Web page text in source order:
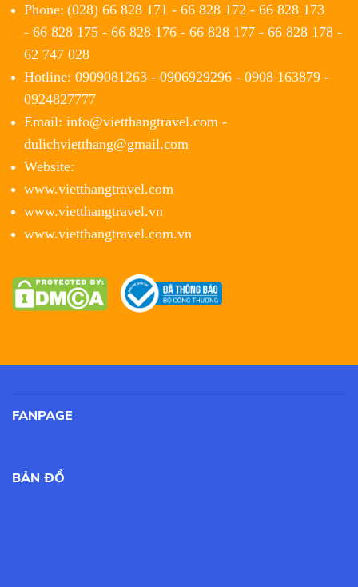
Phone: (028) 66 828 171 - 66 828 172 - 66 828 173
- 66 828 175 - 66 828 176 - 66 828 177 - 66 828 178 -
62 747 028
Hotline: 0909081263 - 0906929296 - 0908 163879 -
0924827777
Email: info@vietthangtravel.com -
dulichvietthang@gmail.com
Website:
www.vietthangtravel.com
www.vietthangtravel.vn
www.vietthangtravel.com.vn
FANPAGE
BẢN ĐỒ